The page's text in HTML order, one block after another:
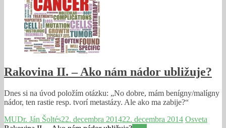
Rakovina II. – Ako nám nádor ubližuje?
Dnes si na úvod položím otázku: „No dobre, mám benígny/malígny
nádor, ten rastie resp. tvorí metastázy. Ale ako ma zabije?“
MUDr. Ján Šoltés22. decembra 201422. decembra 2014 Osveta